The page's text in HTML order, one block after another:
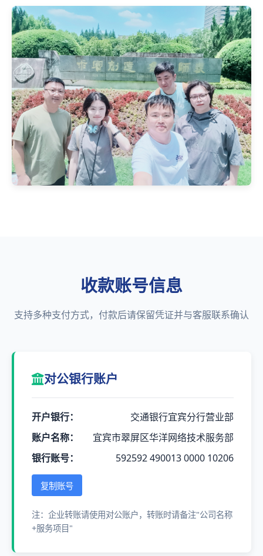
收款账号信息
支持多种支付方式，付款后请保留凭证并与客服联系确认
对公银行账户
开户银行：
交通银行宜宾分行营业部
账户名称：
宜宾市翠屏区华洋网络技术服务部
银行账号：
592592 490013 0000 10206
复制账号
注：企业转账请使用对公账户，转账时请备注"公司名称
+服务项目"